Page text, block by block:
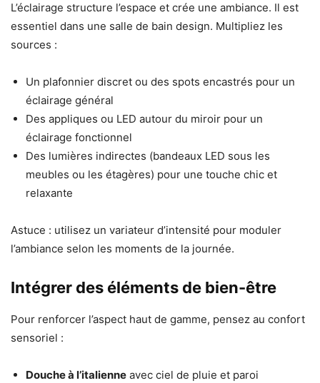
L’éclairage structure l’espace et crée une ambiance. Il est
essentiel dans une salle de bain design. Multipliez les
sources :
Un plafonnier discret ou des spots encastrés pour un
éclairage général
Des appliques ou LED autour du miroir pour un
éclairage fonctionnel
Des lumières indirectes (bandeaux LED sous les
meubles ou les étagères) pour une touche chic et
relaxante
Astuce : utilisez un variateur d’intensité pour moduler
l’ambiance selon les moments de la journée.
Intégrer des éléments de bien-être
Pour renforcer l’aspect haut de gamme, pensez au confort
sensoriel :
Douche à l’italienne avec ciel de pluie et paroi